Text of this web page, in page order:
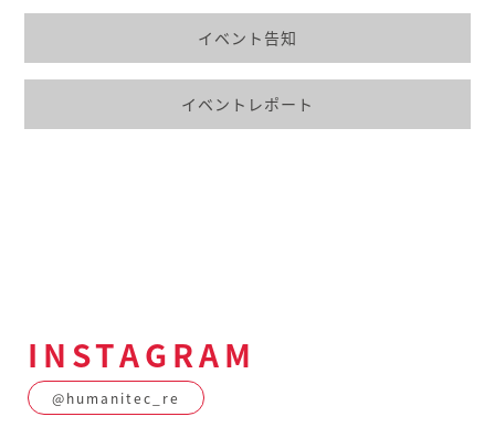
イベント告知
イベントレポート
INSTAGRAM
@humanitec_re